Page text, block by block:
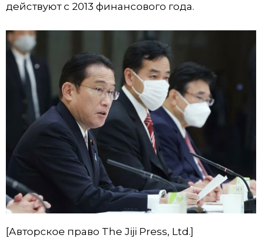
действуют с 2013 финансового года.
[Авторское право The Jiji Press, Ltd.]